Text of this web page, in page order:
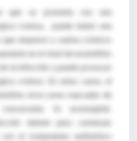
que se presenta con una
crónica, puede haber una
empeore y vuelva crónicos
en el nivel de eosinófilos
la infección y puede provocar
crónica. En estos casos, el
sirve como marcador de
Es aconsejable
latente para comenzar
con el tratamiento antibiótico